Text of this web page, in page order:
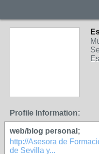
Profile Information:
web/blog personal;
http://Asesora de
de Sevilla y...